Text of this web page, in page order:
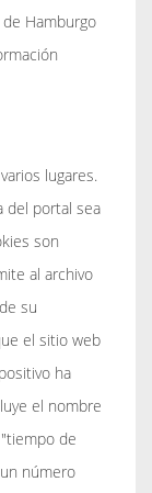
Hamburgo
lugares.
del portal sea
son
al archivo
su
el sitio web
ha
el nombre
de
número